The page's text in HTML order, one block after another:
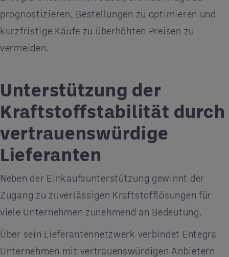
prognostizieren, Bestellungen zu optimieren und
kurzfristige Käufe zu überhöhten Preisen zu
vermeiden.
Unterstützung der
Kraftstoffstabilität durch
vertrauenswürdige
Lieferanten
Neben der Einkaufsunterstützung gewinnt der
Zugang zu zuverlässigen Kraftstofflösungen für
viele Unternehmen zunehmend an Bedeutung.
Über sein Lieferantennetzwerk verbindet Entegra
Unternehmen mit vertrauenswürdigen Anbietern